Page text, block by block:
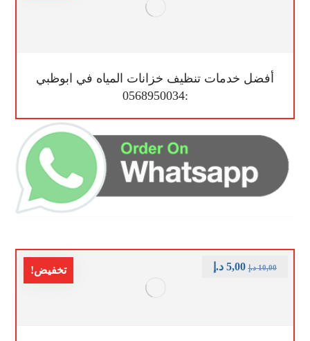
أفضل خدمات تنظيف خزانات المياه في ابوظبي
:0568950034
تخفيض! 10,00 د.إ 5,00 د.إ